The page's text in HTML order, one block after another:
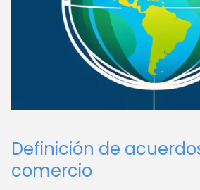
Definición de
comercio